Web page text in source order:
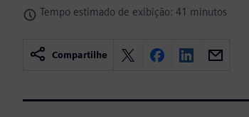
Tempo estimado de exibição: 41 minutos
Compartilhe